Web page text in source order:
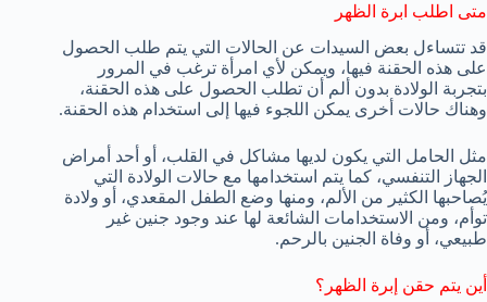
متى اطلب ابرة الظهر
قد تتساءل بعض السيدات عن الحالات التي يتم طلب الحصول
على هذه الحقنة فيها، ويمكن لأي امرأة ترغب في المرور
بتجربة الولادة بدون ألم أن تطلب الحصول على هذه الحقنة،
وهناك حالات أخرى يمكن اللجوء فيها إلى استخدام هذه الحقنة.
مثل الحامل التي يكون لديها مشاكل في القلب، أو أحد أمراض
الجهاز التنفسي، كما يتم استخدامها مع حالات الولادة التي
يُصاحبها الكثير من الألم، ومنها وضع الطفل المقعدي، أو ولادة
توأم، ومن الاستخدامات الشائعة لها عند وجود جنين غير
طبيعي، أو وفاة الجنين بالرحم.
أين يتم حقن إبرة الظهر؟